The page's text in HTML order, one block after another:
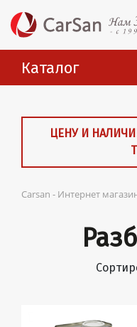
Каталог
ЦЕНУ И
Carsan - Интернет